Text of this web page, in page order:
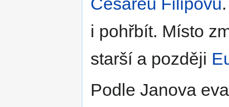
i pohřbít. Místo
starší a později
Podle Janova